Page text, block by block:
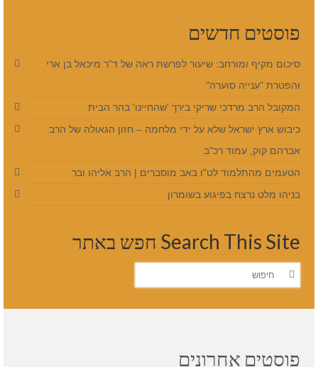
פוסטים חדשים
סיכום מקיף ומורחב: שיעור לפרשת ראה של ד"ר מיכאל בן ארי
והפטרת "ענייה סוערה"
המקובל הרב מרדכי שריקי בירך 'שהחיינו' בהר הבית
כיבוש ארץ ישראל שלא על ידי מלחמה – חזון הגאולה של הרב
אברהם קוק, עמוד רכ"ב
הטעמים מהתלמוד לט"ו באב מוסברים | הרב אליהו ובר
בניהו מלט נרצח בפיגוע בשומרון
Search This Site חפש באתר
חפש
פוסטים אחרונים